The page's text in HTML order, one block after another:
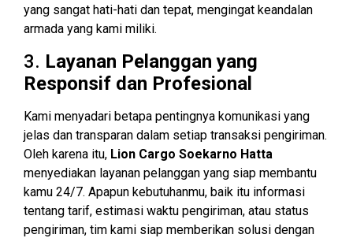
yang sangat hati-hati dan tepat, mengingat keandalan
armada yang kami miliki.
3. Layanan Pelanggan yang
Responsif dan Profesional
Kami menyadari betapa pentingnya komunikasi yang
jelas dan transparan dalam setiap transaksi pengiriman.
Oleh karena itu, Lion Cargo Soekarno Hatta
menyediakan layanan pelanggan yang siap membantu
kamu 24/7. Apapun kebutuhanmu, baik itu informasi
tentang tarif, estimasi waktu pengiriman, atau status
pengiriman, tim kami siap memberikan solusi dengan